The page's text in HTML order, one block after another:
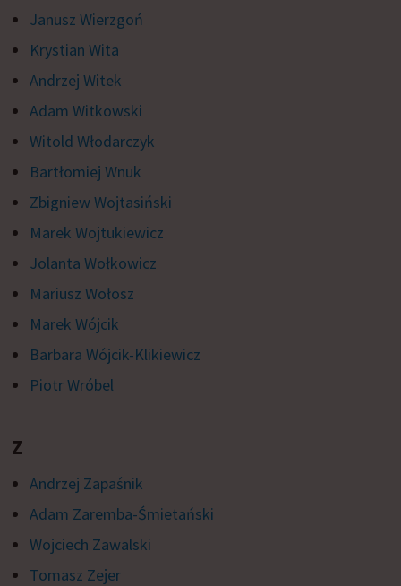
Janusz Wierzgoń
Krystian Wita
Andrzej Witek
Adam Witkowski
Witold Włodarczyk
Bartłomiej Wnuk
Zbigniew Wojtasiński
Marek Wojtukiewicz
Jolanta Wołkowicz
Mariusz Wołosz
Marek Wójcik
Barbara Wójcik-Klikiewicz
Piotr Wróbel
Z
Andrzej Zapaśnik
Adam Zaremba-Śmietański
Wojciech Zawalski
Tomasz Zejer